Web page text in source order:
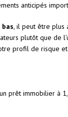
anticipés
, il peut être plus
plutôt que de
profil de risque
prêt immobilier à